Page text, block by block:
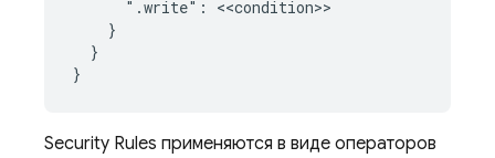
      ".write": <<condition>>
    }
  }
Security Rules применяются в виде операторов